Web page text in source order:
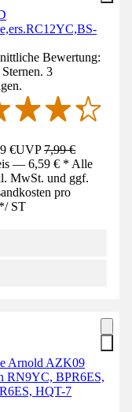
Bewertung:
3
€UVP7,99 €
— 6,59 € * Alle
MwSt. und ggf.
pro
*/ ST
Arnold AZK09
RN9YC, BPR6ES,
HQT-7